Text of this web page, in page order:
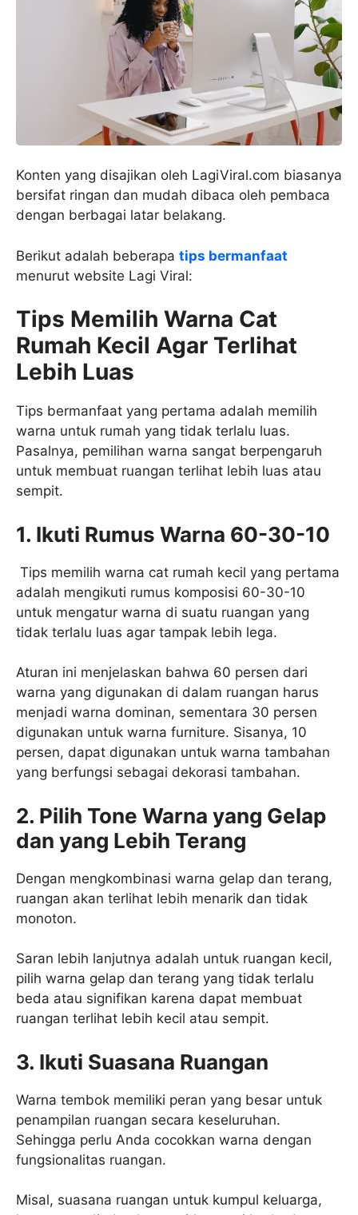
Konten yang disajikan oleh LagiViral.com biasanya
bersifat ringan dan mudah dibaca oleh pembaca
dengan berbagai latar belakang.
Berikut adalah beberapa tips bermanfaat
menurut website Lagi Viral:
Tips Memilih Warna Cat
Rumah Kecil Agar Terlihat
Lebih Luas
Tips bermanfaat yang pertama adalah memilih
warna untuk rumah yang tidak terlalu luas.
Pasalnya, pemilihan warna sangat berpengaruh
untuk membuat ruangan terlihat lebih luas atau
sempit.
1. Ikuti Rumus Warna 60-30-10
Tips memilih warna cat rumah kecil yang pertama
adalah mengikuti rumus komposisi 60-30-10
untuk mengatur warna di suatu ruangan yang
tidak terlalu luas agar tampak lebih lega.
Aturan ini menjelaskan bahwa 60 persen dari
warna yang digunakan di dalam ruangan harus
menjadi warna dominan, sementara 30 persen
digunakan untuk warna furniture. Sisanya, 10
persen, dapat digunakan untuk warna tambahan
yang berfungsi sebagai dekorasi tambahan.
2. Pilih Tone Warna yang Gelap
dan yang Lebih Terang
Dengan mengkombinasi warna gelap dan terang,
ruangan akan terlihat lebih menarik dan tidak
monoton.
Saran lebih lanjutnya adalah untuk ruangan kecil,
pilih warna gelap dan terang yang tidak terlalu
beda atau signifikan karena dapat membuat
ruangan terlihat lebih kecil atau sempit.
3. Ikuti Suasana Ruangan
Warna tembok memiliki peran yang besar untuk
penampilan ruangan secara keseluruhan.
Sehingga perlu Anda cocokkan warna dengan
fungsionalitas ruangan.
Misal, suasana ruangan untuk kumpul keluarga,